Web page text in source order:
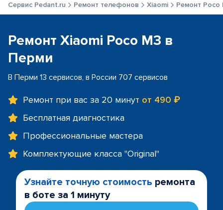
Сервис Pedant.ru Ремонт телефонов Xiaomi Ремонт Poco
Ремонт Xiaomi Poco M3 в
Перми
В Перми 13 сервисов, в России 707 сервисов
Ремонт при вас за 20 минут от 490 ₽
Бесплатная диагностика
Профессиональные мастера
Комплектующие класса "Original"
Узнайте точную стоимость ремонта
в боте за 1 минуту